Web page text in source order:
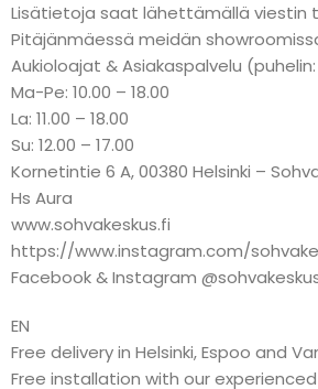
Lisätietoja saat lähettämällä viestin
Pitäjänmäessä meidän
Aukioloajat & Asiakaspalvelu
Ma-Pe: 10.00 – 18.00
La: 11.00 – 18.00
Su: 12.00 – 17.00
Kornetintie 6 A, 00380 Helsinki –
Hs Aura
www.sohvakeskus.fi
https://www.instagram.com/
Facebook & Instagram
EN
Free delivery in Helsinki, Espoo and
Free installation with our